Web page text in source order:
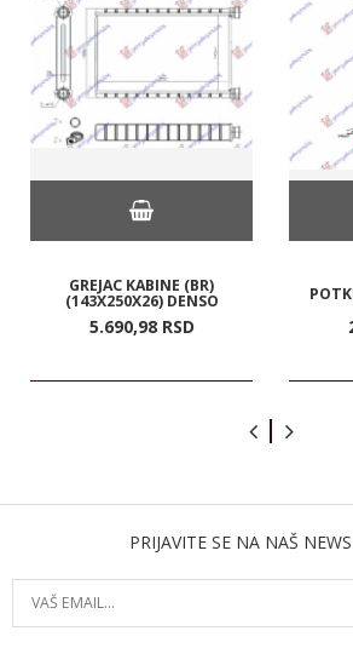
GREJAC KABINE (BR)
(143X250X26) DENSO
5.690,98 RSD
PRIJAVITE SE NA NAŠ